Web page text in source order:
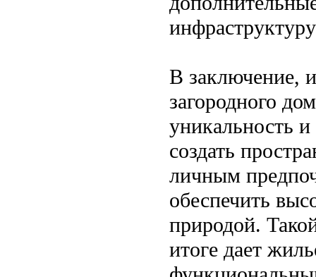
В заключение,
загородного
уникальность
создать
личным
обеспечить
природой.
итоге дает